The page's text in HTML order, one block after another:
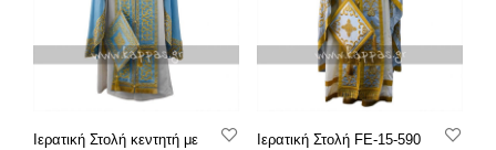
Ιερατική Στολή κεντητή με
Ιερατική Στολή FE-15-590